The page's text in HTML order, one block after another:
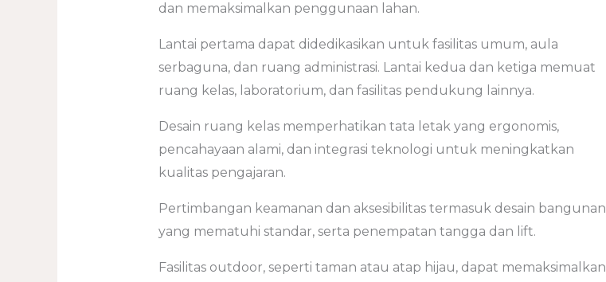
dan memaksimalkan penggunaan lahan.
Lantai pertama dapat didedikasikan untuk fasilitas umum, aula
serbaguna, dan ruang administrasi. Lantai kedua dan ketiga memuat
ruang kelas, laboratorium, dan fasilitas pendukung lainnya.
Desain ruang kelas memperhatikan tata letak yang ergonomis,
pencahayaan alami, dan integrasi teknologi untuk meningkatkan
kualitas pengajaran.
Pertimbangan keamanan dan aksesibilitas termasuk desain bangunan
yang mematuhi standar, serta penempatan tangga dan lift.
Fasilitas outdoor, seperti taman atau atap hijau, dapat memaksimalkan